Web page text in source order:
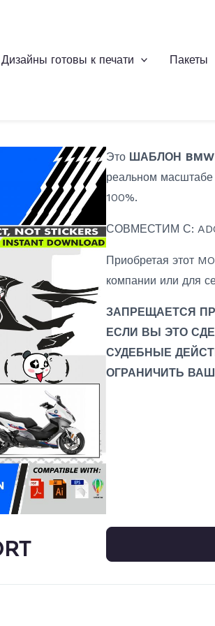
Дизайны готовы к печати Пакеты
ЭтоШАБЛОН BMW
реальном масштабе
100%.
СОВМЕСТИМ С:
Приобретая этот
компании или для
ЗАПРЕЩАЕТСЯ
ЕСЛИ ВЫ ЭТО
СУДЕБНЫЕ
ОГРАНИЧИТЬ